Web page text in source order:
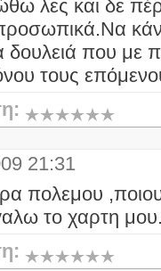
λες και δε
που με
τους
21:31
πολεμου
το χαρτη